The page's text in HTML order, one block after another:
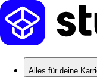
Alles für deine